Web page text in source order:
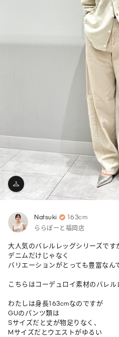
Natsuki 163cm
ららぽーと福岡店
大人気のバレルレッグシリーズです
デニムだけじゃなく
バリエーションがとっても豊富なん
こちらはコーデュロイ素材のバレ
わたしは身長163cmなのですが
GUのパンツ類は
Sサイズだと丈が物足りなく、
Mサイズだとウエストがゆるい